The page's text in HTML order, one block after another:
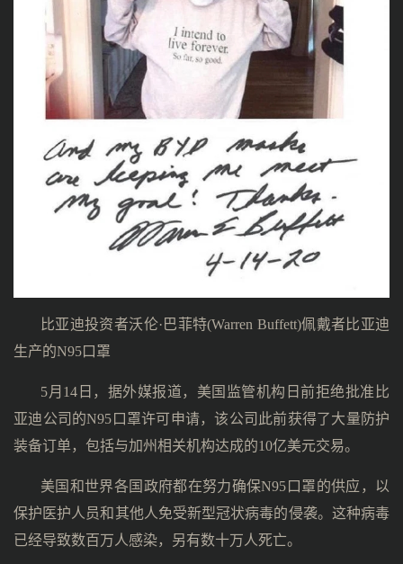
比亚迪投资者沃伦·巴菲特(Warren Buffett)佩戴者比亚迪
生产的N95口罩
5月14日，据外媒报道，美国监管机构日前拒绝批准比
亚迪公司的N95口罩许可申请，该公司此前获得了大量防护
装备订单，包括与加州相关机构达成的10亿美元交易。
美国和世界各国政府都在努力确保N95口罩的供应，以
保护医护人员和其他人免受新型冠状病毒的侵袭。这种病毒
已经导致数百万人感染，另有数十万人死亡。